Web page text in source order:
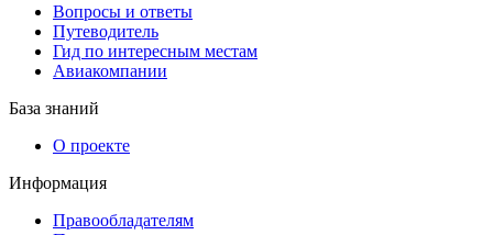
Вопросы и ответы
Путеводитель
Гид по интересным местам
Авиакомпании
База знаний
О проекте
Информация
Правообладателям